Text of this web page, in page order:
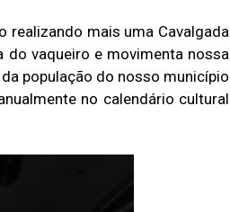
mais uma Cavalgada
vaqueiro e movimenta nossa
população do nosso município
no calendário cultural